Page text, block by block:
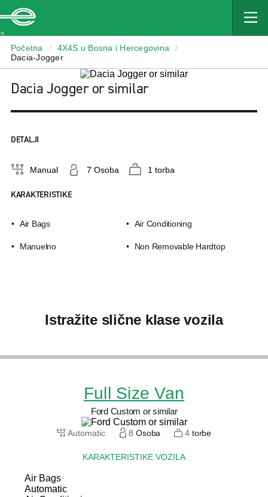
Početna / 4X4S u Bosna i Hercegovina
/
Dacia-Jogger
Dacia Jogger or similar
DETALJI
Manual 7 Osoba 1 torba
KARAKTERISTIKE
Air Bags
Manuelno
Air Conditioning
Non Removable Hardtop
Istražite slične klase vozila
Full Size Van
Ford Custom or similar
Automatic 8 Osoba 4 torbe
KARAKTERISTIKE VOZILA
Air Bags
Automatic